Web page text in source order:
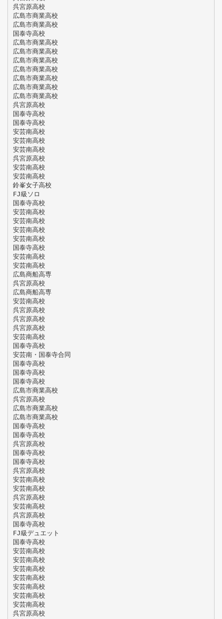
呉宮原高校
広島市商業高校
広島市商業高校
国泰寺高校
広島市商業高校
広島市商業高校
広島市商業高校
広島市商業高校
広島市商業高校
広島市商業高校
広島市商業高校
呉宮原高校
国泰寺高校
国泰寺高校
安芸南高校
安芸南高校
安芸南高校
呉宮原高校
安芸南高校
安芸南高校
鈴峯女子高校
FJ級ソロ
国泰寺高校
安芸南高校
安芸南高校
安芸南高校
安芸南高校
国泰寺高校
安芸南高校
安芸南高校
広島商船高専
呉宮原高校
広島商船高専
安芸南高校
呉宮原高校
呉宮原高校
呉宮原高校
安芸南高校
国泰寺高校
安芸南・国泰寺合同
国泰寺高校
国泰寺高校
国泰寺高校
広島市商業高校
呉宮原高校
広島市商業高校
広島市商業高校
国泰寺高校
国泰寺高校
呉宮原高校
国泰寺高校
国泰寺高校
呉宮原高校
安芸南高校
安芸南高校
呉宮原高校
安芸南高校
呉宮原高校
国泰寺高校
FJ級デュエット
国泰寺高校
安芸南高校
安芸南高校
安芸南高校
安芸南高校
安芸南高校
安芸南高校
安芸南高校
呉宮原高校